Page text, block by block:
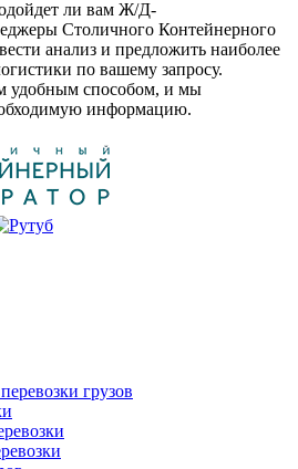
ли вам Ж/Д-
Столичного Контейнерного
анализ и предложить наиболее
по вашему запросу.
удобным способом, и мы
информацию.
грузов